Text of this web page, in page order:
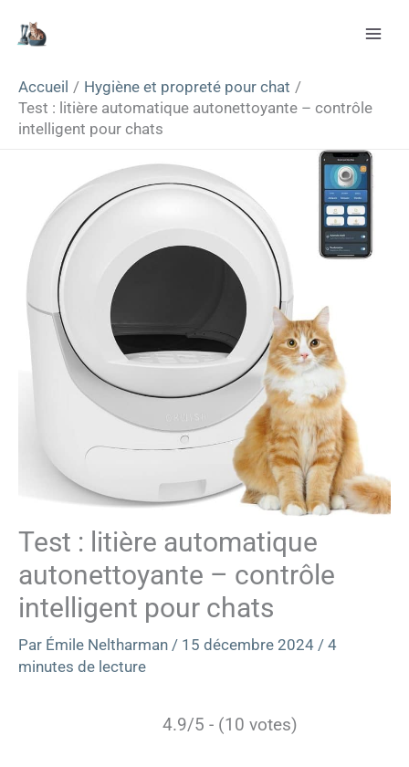
Accueil
Hygiène et propreté pour chat
Test : litière automatique autonettoyante – contrôle
intelligent pour chats
Test : litière automatique
autonettoyante – contrôle
intelligent pour chats
Par Émile Neltharman / 15 décembre 2024 / 4
minutes de lecture
4.9/5 - (10 votes)